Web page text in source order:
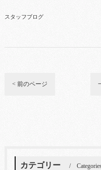
スタッフブログ
< 前のページ
カテゴリー